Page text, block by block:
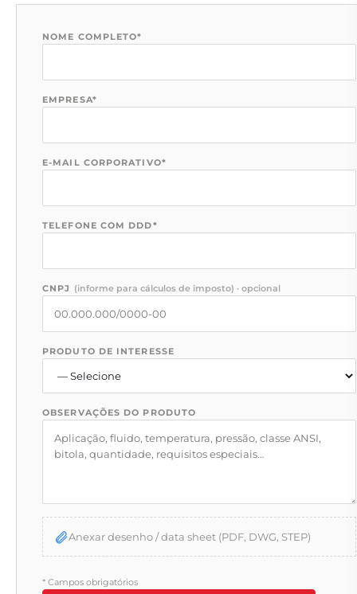
NOME COMPLETO*
EMPRESA*
E-MAIL CORPORATIVO*
TELEFONE COM DDD*
CNPJ (informe para cálculos de imposto) · opcional
PRODUTO DE INTERESSE
OBSERVAÇÕES DO PRODUTO
Anexar desenho / data sheet (PDF, DWG, STEP)
* Campos obrigatórios